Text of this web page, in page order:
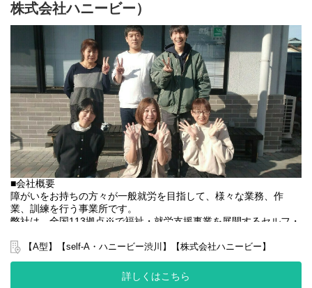
■業務内容
・利用者様の直接支援および指導
・施設外作業の同行
・利用者様とコミュニケーションを取る
・その他支援記録作成 など
基本的に食事や入浴、排泄のような介助・介護の作業はありませ
ん。
未経験の方でもご安心ください！
〈とある1日のスケジュール〉
9:00 出社/施設外送迎対応・作業支援、業務開始時間は施設外先
で異なる。
12:00 休憩・昼食(施設外先により、休憩時間帯は異なる)
13:00 作業支援業務開始
14:00 支援記録作成
株式会社ハニービー）
■会社概要
障がいをお持ちの方々が一般就労を目指して、様々な業務、作
業、訓練を行う事業所です。
弊社は、全国113拠点※で福祉・就労支援事業を展開するセルフ・
グループ全体で培った豊富なノウハウとネットワークを活かし、
【A型】【self-A・ハニービー渋川】【株式会社ハニービー】
詳しくはこちら